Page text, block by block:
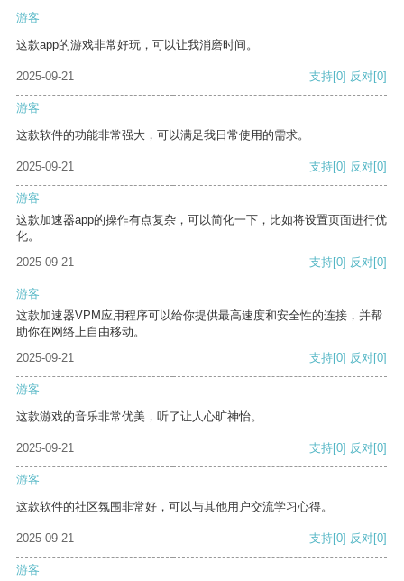
游客
这款app的游戏非常好玩，可以让我消磨时间。
2025-09-21 支持[0] 反对[0]
游客
这款软件的功能非常强大，可以满足我日常使用的需求。
2025-09-21 支持[0] 反对[0]
游客
这款加速器app的操作有点复杂，可以简化一下，比如将设置页面进行优
化。
2025-09-21
支持[0] 反对[0]
游客
这款加速器VPM应用程序可以给你提供最高速度和安全性的连接，并帮
助你在网络上自由移动。
2025-09-21
支持[0] 反对[0]
游客
这款游戏的音乐非常优美，听了让人心旷神怡。
2025-09-21 支持[0] 反对[0]
游客
这款软件的社区氛围非常好，可以与其他用户交流学习心得。
2025-09-21 支持[0] 反对[0]
游客